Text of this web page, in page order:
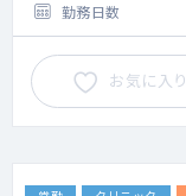
勤務日数
お気に入り